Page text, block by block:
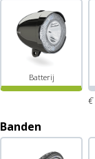
Batterij
€
Banden